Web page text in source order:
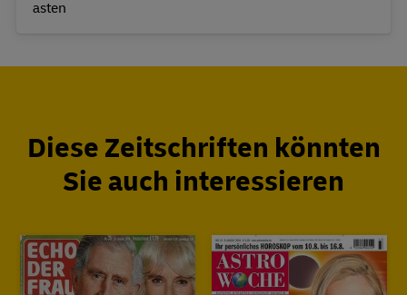
Diese Zeitschriften könnten
Sie auch interessieren